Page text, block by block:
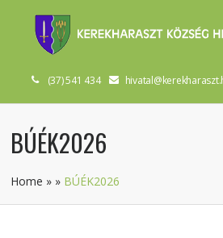
(37) 541 434
BÚÉK2026
Home » » BÚÉK2026